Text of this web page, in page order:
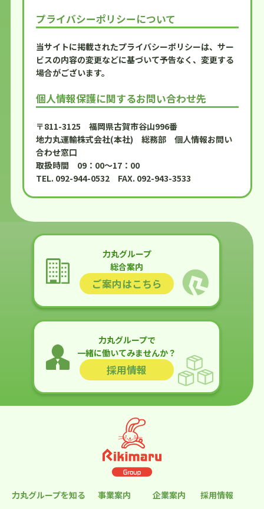
プライバシーポリシーについて
当サイトに掲載されたプライバシーポリシーは、サー
ビスの内容の変更などに基づいて予告なく、変更する
場合がございます。
個人情報保護に関するお問い合わせ先
〒811-3125 福岡県古賀市谷山996番
地力丸運輸株式会社(本社) 総務部 個人情報お問い
合わせ窓口
取扱時間 09：00～17：00
TEL. 092-944-0532 FAX. 092-943-3533
力丸グループ
総合案内
ご案内はこちら
力丸グループで
一緒に働いてみませんか？
採用情報
力丸グループを知る 事業案内 企業案内 採用情報